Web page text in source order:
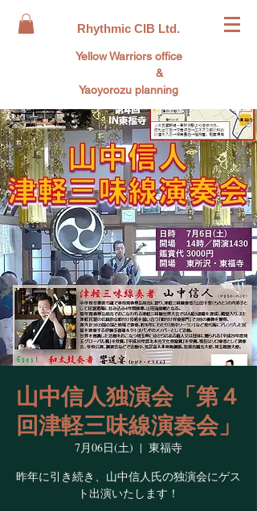
Rhythmic CIB Ltd.
Yellow Warriors office
&
Yaoyorozu planning
山中信人独演会「第４
回津軽三味線演奏会」
7月06日(土)
  |
東福寺
昨年に引き続き、山中信人氏の独演会にゲス